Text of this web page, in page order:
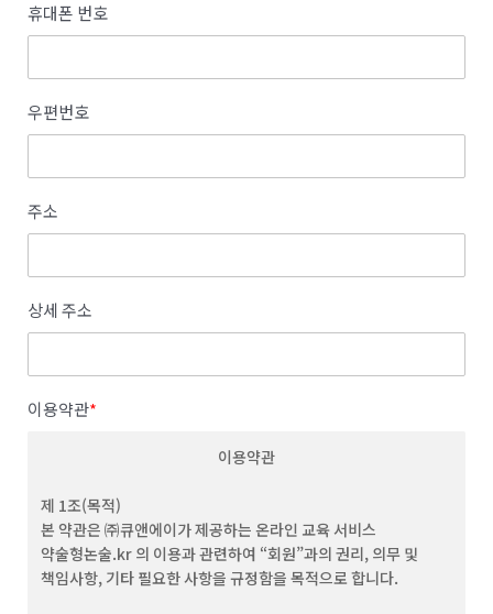
휴대폰 번호
우편번호
주소
상세 주소
이용약관*
이용약관
제 1조(목적)
본 약관은 ㈜큐앤에이가 제공하는 온라인 교육 서비스
약술형논술.kr 의 이용과 관련하여 “회원”과의 권리, 의무 및
책임사항, 기타 필요한 사항을 규정함을 목적으로 합니다.